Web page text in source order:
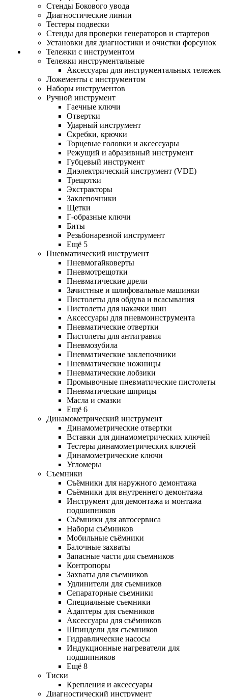
Стенды Бокового увода
Диагностические линии
Тестеры подвески
Стенды для проверки генераторов и стартеров
Установки для диагностики и очистки форсунок
Тележки с инструментом
Тележки инструментальные
Аксессуары для инструментальных тележек
Ложементы с инструментом
Наборы инструментов
Ручной инструмент
Гаечные ключи
Отвертки
Ударный инструмент
Скребки, крючки
Торцевые головки и аксессуары
Режущий и абразивный инструмент
Губцевый инструмент
Диэлектрический инструмент (VDE)
Трещотки
Экстракторы
Заклепочники
Щетки
Г-образные ключи
Биты
Резьбонарезной инструмент
Ещё 5
Пневматический инструмент
Пневмогайковерты
Пневмотрещотки
Пневматические дрели
Зачистные и шлифовальные машинки
Пистолеты для обдува и всасывания
Пистолеты для накачки шин
Аксессуары для пневмоинструмента
Пневматические отвертки
Пистолеты для антигравия
Пневмозубила
Пневматические заклепочники
Пневматические ножницы
Пневматические лобзики
Промывочные пневматические пистолеты
Пневматические шприцы
Масла и смазки
Ещё 6
Динамометрический инструмент
Динамометрические отвертки
Вставки для динамометрических ключей
Тестеры динамометрических ключей
Динамометрические ключи
Угломеры
Съемники
Съёмники для наружного демонтажа
Съёмники для внутреннего демонтажа
Инструмент для демонтажа и монтажа
подшипников
Съёмники для автосервиса
Наборы съёмников
Мобильные съёмники
Балочные захваты
Запасные части для съемников
Контропоры
Захваты для съемников
Удлинители для съемников
Сепараторные съемники
Специальные съемники
Адаптеры для съемников
Аксессуары для съёмников
Шпиндели для съемников
Гидравлические насосы
Индукционные нагреватели для
подшипников
Ещё 8
Тиски
Крепления и аксессуары
Диагностический инструмент